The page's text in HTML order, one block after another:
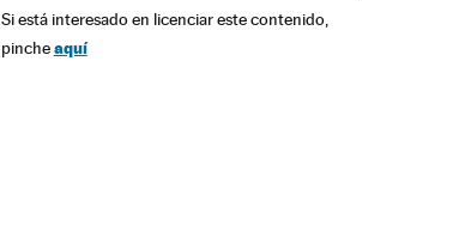
Si está interesado en licenciar este contenido,
pincheaquí